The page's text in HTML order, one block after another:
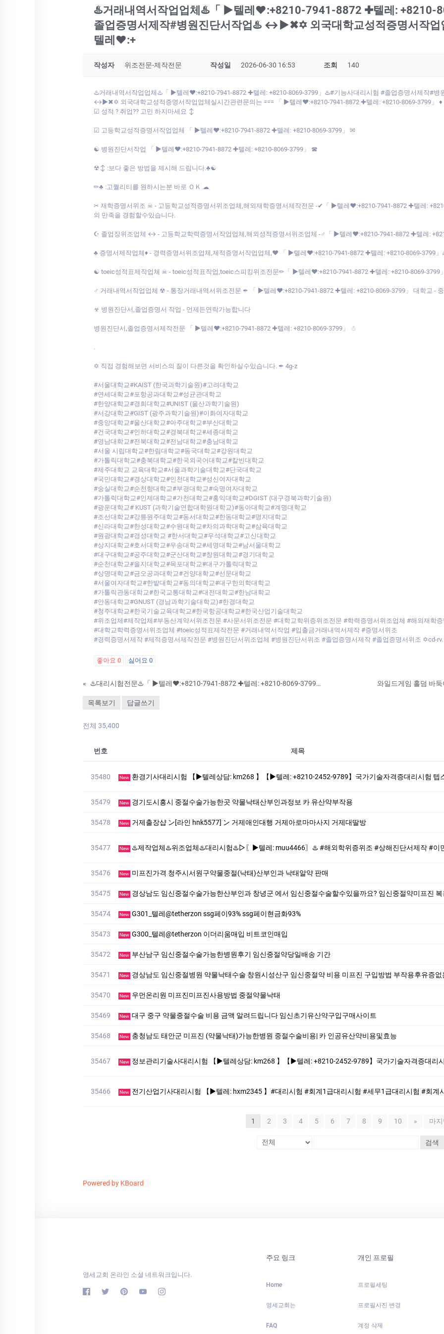
♨️거래내역서작업업체♨️「 ▶텔레♥:+8210-7941-8872 ✚텔레: +8210-
졸업증명서제작#병원진단서작업♨️ ↔▶✖✡ 외국대학교성적증명서작업
텔레♥:+
작성자 위조전문-제작전문 작성일 2026-06-30 16:53 조회 140
♨️거래내역서작업업체♨️「 ▶텔레♥:+8210-7941-8872 ✚텔레: +8210-8069-3799」♨️#기능사대리시험 #졸업증명서제작#병
↔▶✖✡ 외국대학교성적증명서작업업체실시간관련문의는 === 「 ▶텔레♥:+8210-7941-8872 ✚텔레: +8210-8069-3799」 ♦
☑ 성적 ? 취업?? 고민 하지마세요 ↕
☑ 고등학교성적증명서작업업체 「 ▶텔레♥:+8210-7941-8872 ✚텔레: +8210-8069-3799」 ✉
☯ 병원진단서작업 「 ▶텔레♥:+8210-7941-8872 ✚텔레: +8210-8069-3799」 ☎
☢↕ ː보다 좋은 방법을 제시해 드립니다.♣☯
✏♣ ː고퀄리티를 원하시는분 바로 ＯＫ ☁
✂ 재학증명서위조 ☠ - 고등학교성적증명서위조업체,해외재학증명서제작전문 -✔「 ▶텔레♥:+8210-7941-8872 ✚텔레:
의 만족을 경험할수있습니다.
☪ 졸업장위조업체 ↔ - 고등학교학력증명서작업업체,해외성적증명서위조업체 -♂「 ▶텔레♥:+8210-7941-8872 ✚텔레:
♣ 증명서제작업체♦ - 경력증명서위조업체,제적증명서작업업체,♥ 「 ▶텔레♥:+8210-7941-8872 ✚텔레: +8210-8069-3799
☯ toeic성적표제작업체 ☠ - toeic성적표작업,toeic스피킹위조전문✏「 ▶텔레♥:+8210-7941-8872 ✚텔레: +8210-8069-3799
♂ 거래내역서작업업체 ☢ - 통장거래내역서위조전문 ✒ 「 ▶텔레♥:+8210-7941-8872 ✚텔레: +8210-8069-3799」 대학교 -
☣ 병원진단서,졸업증명서 작업 - 언제든연락가능합니다
병원진단서,졸업증명서제작전문 「 ▶텔레♥:+8210-7941-8872 ✚텔레: +8210-8069-3799」 ☃
.
✡ 직접 경험해보면 서비스의 질이 다른것을 확인하실수있습니다. ✒ 4g-z
#서울대학교#KAIST (한국과학기술원)#고려대학교
#연세대학교#포항공과대학교#성균관대학교
#한양대학교#경희대학교#UNIST (울산과학기술원)
#서강대학교#GIST (광주과학기술원)#이화여자대학교
#중앙대학교#울산대학교#아주대학교#부산대학교
#건국대학교#인하대학교#경북대학교#세종대학교
#영남대학교#전북대학교#전남대학교#충남대학교
#서울 시립대학교#한림대학교#동국대학교#강원대학교
#가톨릭대학교#충북대학교#한국외국어대학교#칼빈대학교
#제주대학교 교육대학교#서울과학기술대학교#단국대학교
#국민대학교#경상대학교#인천대학교#성신여자대학교
#숭실대학교#순천향대학교#부경대학교#숙명여자대학교
#가톨릭대학교#인제대학교#가천대학교#홍익대학교#DGIST (대구경북과학기술원)
#광운대학교# KUST (과학기술연합대학원대학교)#동아대학교#계명대학교
#조선대학교#강릉원주대학교#동서대학교#한동대학교#명지대학교
#신라대학교#한성대학교#수원대학교#차의과학대학교#삼육대학교
#원광대학교#경성대학교 #한서대학교#우석대학교#고신대학교
#상지대학교#호서대학교#우송대학교#세명대학교#남서울대학교
#대구대학교#공주대학교#군산대학교#창원대학교#경기대학교
#순천대학교#을지대학교#목포대학교#대구가톨릭대학교
#상명대학교#금오공과대학교#건양대학교#선문대학교
#서울여자대학교#한밭대학교#동의대학교#대구한의학대학교
#가톨릭관동대학교#한국교통대학교#대전대학교#한남대학교
#안동대학교#GNUST (경남과학기술대학교)#한경대학교
#청주대학교#한국기술교육대학교#한국항공대학교#한국산업기술대학교
#위조업체#제작업체#부동산계약서위조전문 #사문서위조전문 #대학교학위증위조전문 #학력증명서위조업체 #해외재학증
#대학교학력증명서위조업체 #toeic성적표제작전문 #거래내역서작업 #입출금거래내역서제작 #증명서위조
#경력증명서제작 #제적증명서제작전문 #병원진단서위조업체 #병원진단서위조 #졸업증명서제작 #졸업증명서위조 ✡cd-rv.
좋아요 0 싫어요 0
« ♨️대리시험전문♨️「 ▶텔레♥:+8210-7941-8872 ✚텔레: +8210-8069-3799」♨️#기능사대리시험 대학교졸업장위조업체#학력증명서제작업체♨️ ✏☃☃♈ 대학교재학증명서작업실시간관련문의는 === 「 ▶텔레♥:+821
목록보기 답글쓰기
전체 35,400
번호 제목
35480 New 환경기사대리시험 【▶텔레상담: km268 】【▶텔레: +8210-2452-9789】국가기술자격증대리시험 텝스대리시험 토익대리시험 ✅본 업체는 1:1채팅으로만 상담해드립니다 오픈채팅$텔레채널/그룹 상담한적
35479 New 경기도시흥시 중절수술가능한곳 약물낙태산부인과정보 카 유산약부작용
35478 New 거제출장샵 ン[라인 hnk5577] ン 거제애인대행 거제아로마마사지 거제대딸방
35477 New ♨️제작업체♨️위조업체♨️대리시험♨️▷〖▶텔레: muu4466〗♨️ #해외학위증위조 #상해진단서제작 #이민서류위조 #추천서제작♨️ ♨️제작업체-위조업체-대리시험♨️ #해외학위증위조 #상해진단서제작 #이민서류
35476 New 미프진가격 청주시서원구약물중절(낙태)산부인과 낙­태알약 판매
35475 New 경상남도 임신중절수술가능한산부인과 창녕군 에서 임신중절수술할수있을까요? 임신중절약미프진 복용후관계가능한시기와 낙
35474 New G301_텔레@tetherzon ssg페이93% ssg페이현금화93%
35473 New G300_텔레@tetherzon 이더리움매입 비트코인매입
35472 New 부산남구 임신중절수술가능한병원후기 임신중절약당일배송 기간
35471 New 경상남도 임신중절병원 약물낙태수술 창원시성산구 임신중절약 비용 미프진 구입방법 부작용후유증없는낙태유
35470 New 우먼온리원 미프진미프진사용방법 중절약물낙­태
35469 New 대구 중구 약물중절수술 비용 금액 알려드립니다 임신초기유산약구입구매사이트
35468 New 충청남도 태안군 미프진 (약물낙태)가능한병원 중절수술비용| 카 인공유산약비용및효능
35467 New 정보관리기술사대리시험 【▶텔레상담: km268 】【▶텔레: +8210-2452-9789】국가기술자격증대리시험 텝스대리시험 토익대리시험 ✅본 업체는 1:1채팅으로만 상담해드립니다 오픈채팅$텔레채널/그룹 상담
35466 New 전기산업기사대리시험 【▶텔레: hxm2345 】#대리시험 #회계1급대리시험 #세무1급대리시험 #회계사대리시험 제작업체-위조업체-대리시험 #대리시험 #회계1급대리시험 #세무1급대리시험 #회계사대리시험 #세무사대
1 2 3 4 5 6 7 8 9 10 » 마
검색
Powered by KBoard
영세교회 온라인 소셜 네트워크입니다.
주요 링크
Home
영세교회는
FAQ
개인 프로필
프로필세팅
프로필사진 변경
계정 삭제